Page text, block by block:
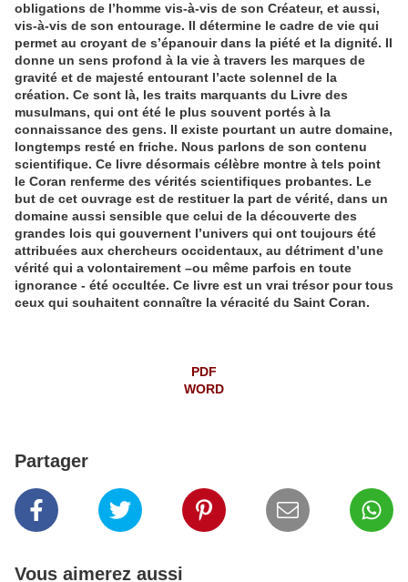
obligations de l’homme vis-à-vis de son Créateur, et aussi,
vis-à-vis de son entourage. Il détermine le cadre de vie qui
permet au croyant de s’épanouir dans la piété et la dignité. Il
donne un sens profond à la vie à travers les marques de
gravité et de majesté entourant l’acte solennel de la
création. Ce sont là, les traits marquants du Livre des
musulmans, qui ont été le plus souvent portés à la
connaissance des gens. Il existe pourtant un autre domaine,
longtemps resté en friche. Nous parlons de son contenu
scientifique. Ce livre désormais célèbre montre à tels point
le Coran renferme des vérités scientifiques probantes. Le
but de cet ouvrage est de restituer la part de vérité, dans un
domaine aussi sensible que celui de la découverte des
grandes lois qui gouvernent l’univers qui ont toujours été
attribuées aux chercheurs occidentaux, au détriment d’une
vérité qui a volontairement –ou même parfois en toute
ignorance - été occultée. Ce livre est un vrai trésor pour tous
ceux qui souhaitent connaître la véracité du Saint Coran.
PDF
WORD
Partager
Vous aimerez aussi